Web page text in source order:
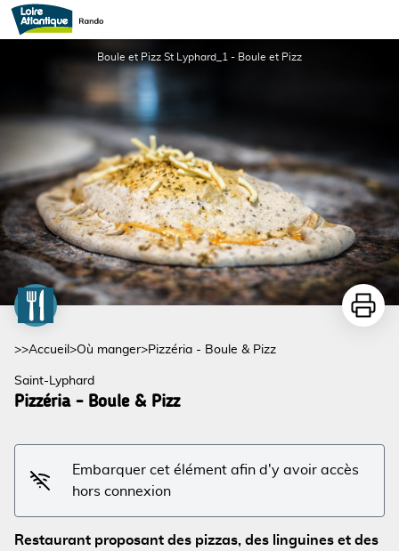
Pizzéria - Boule & Pizz
Boule et Pizz St Lyphard_1 - Boule et Pizz
Voir l'image en plein écran
>>Accueil >Où manger>Pizzéria - Boule & Pizz
Saint-Lyphard
Pizzéria - Boule & Pizz
Embarquer cet élément afin d'y avoir accès
hors connexion
Restaurant proposant des pizzas, des linguines et des